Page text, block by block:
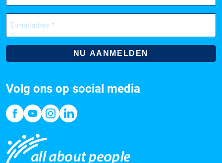
E-
mailadres
(Vereist)
Volg ons op social media